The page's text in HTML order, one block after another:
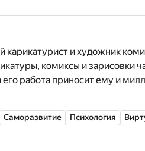
и художник
комиксы и зарисовки
работа приносит ему и
Саморазвитие Психология